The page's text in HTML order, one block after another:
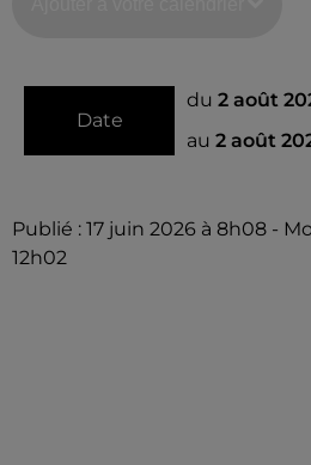
Date
du 2 août
au 2 août
Publié : 17 juin 2026 à 8h08 -
12h02